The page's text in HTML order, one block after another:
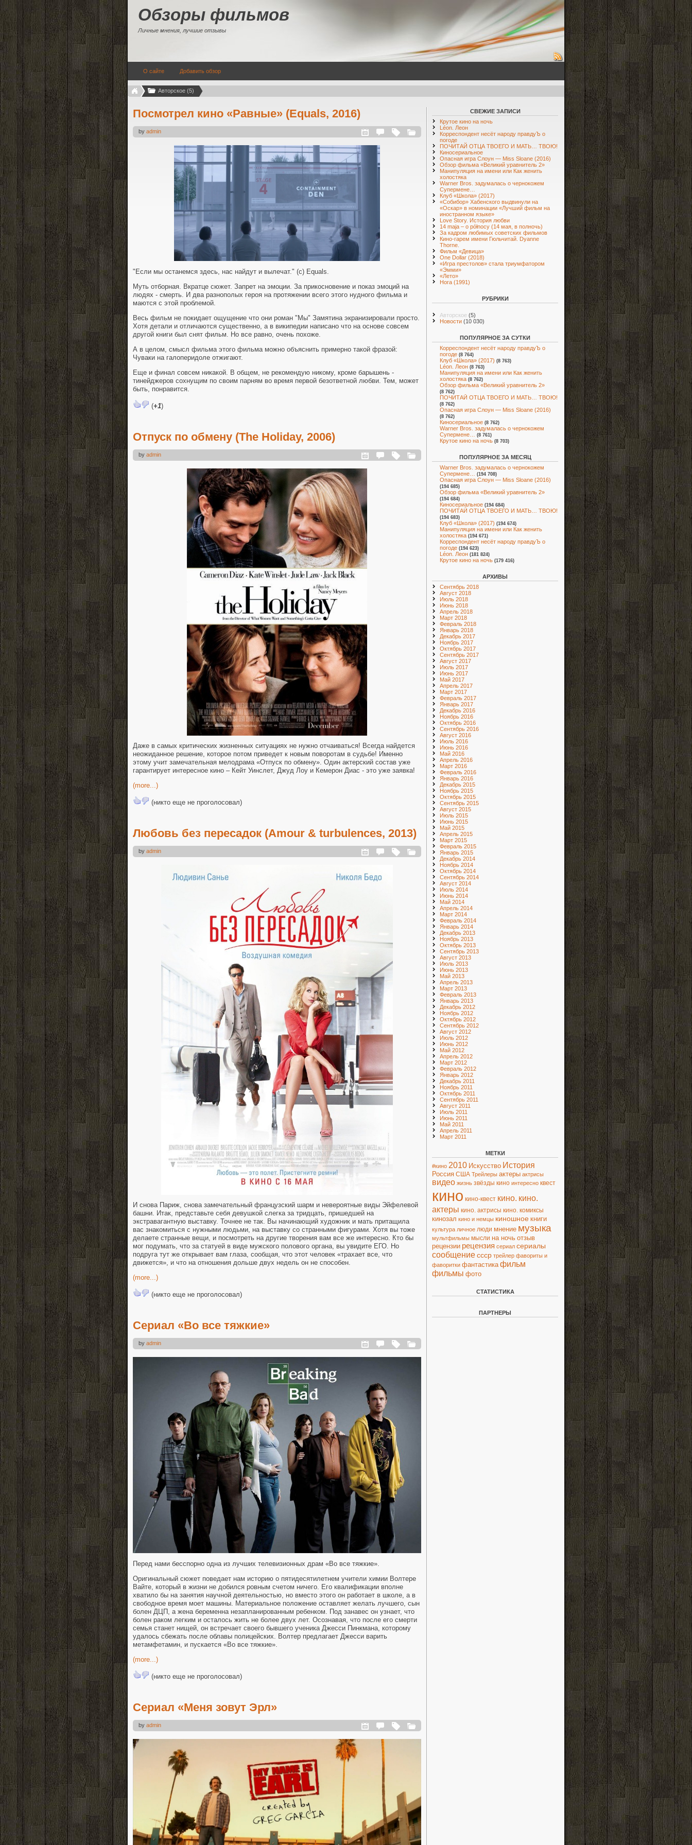
Обзоры фильмов
Личные мнения, лучшие отзывы
О сайте Добавить обзор
Авторское (5)
Посмотрел кино «Равные» (Equals, 2016)
by admin
"Если мы останемся здесь, нас найдут и вылечат." (c) Equals.
Муть отборная. Вкратце сюжет. Запрет на эмоции. За прикосновение и показ эмоций на
людях - смерть. И два разнополых героя на протяжении всего этого нудного фильма и
маются с этой проблемой.
Весь фильм не покидает ощущение что они роман "Мы" Замятина экранизировали просто.
Хотя детали и отличаются существенно, а в википедии написано что на основе совсем
другой книги был снят фильм. Но все равно, очень похоже.
А в целом, смысл фильма этого фильма можно объяснить примерно такой фразой:
Чуваки на галоперидоле отжигают.
Еще и финал совсем никакой. В общем, не рекомендую никому, кроме барышень -
тинейджеров сохнущим по своим парням во время первой безответной любви. Тем, может
быть, понравится.
(+1)
Отпуск по обмену (The Holiday, 2006)
by admin
Даже в самых критических жизненных ситуациях не нужно отчаиваться! Всегда найдется
неожиданное решение, которое потом приведет к новым поворотам в судьбе! Именно
этому учит замечательная мелодрама «Отпуск по обмену». Один актерский состав уже
гарантирует интересное кино – Кейт Уинслет, Джуд Лоу и Кемерон Диас - это уже заявка!
(more...)
(никто еще не проголосовал)
Любовь без пересадок (Amour & turbulences, 2013)
by admin
И снова Париж, снова замечательный французский шарм и невероятные виды Эйфелевой
башни. Итак, представьте себя девушкой слегка за тридцать, пришедшей на
экстравагантную выставку. Точнее не так. Вы начинающий художник и мать притащила
вас знакомиться с нужными людьми, на выставку со странными фигурами. Хотя вы тоже
делаете странные вещи, и посмотреть на другие творения вам все же интересно. Кто бы
мог подумать, что за статуей в виде мужского полового органа, вы увидите ЕГО. Но
подруга тут же открывает вам глаза, сообщая, что этот человек «трахает все, что
движется», и что на отношения дольше двух недель он не способен.
(more...)
(никто еще не проголосовал)
Сериал «Во все тяжкие»
by admin
Перед нами бесспорно одна из лучших телевизионных драм «Во все тяжкие».
Оригинальный сюжет поведает нам историю о пятидесятилетнем учители химии Волтере
Вайте, который в жизни не добился ровным счетом ничего. Его квалификации вполне
хватило бы на занятия научной деятельностью, но вместо этого он работает в школе, а в
свободное время моет машины. Материальное положение оставляет желать лучшего, сын
болен ДЦП, а жена беременна незапланированным ребенком. Под занавес он узнает, что
болен раком легким и осталось жить не более двух лет. Осознавая, что после его смерти
семья станет нищей, он встречает своего бывшего ученика Джесси Пинкмана, которому
удалось сбежать после облавы полицейских. Волтер предлагает Джесси варить
метамфетамин, и пускается «Во все тяжкие».
(more...)
(никто еще не проголосовал)
Сериал «Меня зовут Эрл»
by admin
СВЕЖИЕ ЗАПИСИ
Крутое кино на ночь
Léon. Леон
Корреспондент несёт народу правдуЪ о
погоде
ПОЧИТАЙ ОТЦА ТВОЕГО И МАТЬ… ТВОЮ!
Киносериальное
Опасная игра Слоун — Miss Sloane (2016)
Обзор фильма «Великий уравнитель 2»
Манипуляция на имени или Как женить
холостяка
Warner Bros. задумалась о чернокожем
Супермене…
Клуб «Школа» (2017)
«Собибор» Хабенского выдвинули на
«Оскар» в номинации «Лучший фильм на
иностранном языке»
Love Story. История любви
14 maja – o północy (14 мая, в полночь)
За кадром любимых советских фильмов
Кино-гарем имени Гюльчитай. Dyanne
Thorne.
Фильм «Девица»
One Dollar (2018)
«Игра престолов» стала триумфатором
«Эмми»
«Лето»
Нога (1991)
РУБРИКИ
Авторское (5)
Новости (10 030)
ПОПУЛЯРНОЕ ЗА СУТКИ
Корреспондент несёт народу правдуЪ о
погоде (8 764)
Клуб «Школа» (2017) (8 763)
Léon. Леон (8 763)
Манипуляция на имени или Как женить
холостяка (8 762)
Обзор фильма «Великий уравнитель 2»
(8 762)
ПОЧИТАЙ ОТЦА ТВОЕГО И МАТЬ… ТВОЮ!
(8 762)
Опасная игра Слоун — Miss Sloane (2016)
(8 762)
Киносериальное (8 762)
Warner Bros. задумалась о чернокожем
Супермене…
(8 761)
Крутое кино на ночь (8 703)
ПОПУЛЯРНОЕ ЗА МЕСЯЦ
Warner Bros. задумалась о чернокожем
Супермене…
(194 708)
Опасная игра Слоун — Miss Sloane (2016)
(194 685)
Обзор фильма «Великий уравнитель 2»
(194 684)
Киносериальное (194 684)
ПОЧИТАЙ ОТЦА ТВОЕГО И МАТЬ… ТВОЮ!
(194 683)
Клуб «Школа» (2017) (194 674)
Манипуляция на имени или Как женить
холостяка (194 671)
Корреспондент несёт народу правдуЪ о
погоде (194 623)
Léon. Леон (181 824)
Крутое кино на ночь (179 416)
АРХИВЫ
Сентябрь 2018
Август 2018
Июль 2018
Июнь 2018
Апрель 2018
Март 2018
Февраль 2018
Январь 2018
Декабрь 2017
Ноябрь 2017
Октябрь 2017
Сентябрь 2017
Август 2017
Июль 2017
Июнь 2017
Май 2017
Апрель 2017
Март 2017
Февраль 2017
Январь 2017
Декабрь 2016
Ноябрь 2016
Октябрь 2016
Сентябрь 2016
Август 2016
Июль 2016
Июнь 2016
Май 2016
Апрель 2016
Март 2016
Февраль 2016
Январь 2016
Декабрь 2015
Ноябрь 2015
Октябрь 2015
Сентябрь 2015
Август 2015
Июль 2015
Июнь 2015
Май 2015
Апрель 2015
Март 2015
Февраль 2015
Январь 2015
Декабрь 2014
Ноябрь 2014
Октябрь 2014
Сентябрь 2014
Август 2014
Июль 2014
Июнь 2014
Май 2014
Апрель 2014
Март 2014
Февраль 2014
Январь 2014
Декабрь 2013
Ноябрь 2013
Октябрь 2013
Сентябрь 2013
Август 2013
Июль 2013
Июнь 2013
Май 2013
Апрель 2013
Март 2013
Февраль 2013
Январь 2013
Декабрь 2012
Ноябрь 2012
Октябрь 2012
Сентябрь 2012
Август 2012
Июль 2012
Июнь 2012
Май 2012
Апрель 2012
Март 2012
Февраль 2012
Январь 2012
Декабрь 2011
Ноябрь 2011
Октябрь 2011
Сентябрь 2011
Август 2011
Июль 2011
Июнь 2011
Май 2011
Апрель 2011
Март 2011
МЕТКИ
#кино 2010 Искусство История
Россия США Трейлеры актеры актрисы
видео жизнь звёзды кино интересно квест
кино кино-квест кино. кино.
актеры кино. актрисы кино. комиксы
кинозал кино и немцы киношное книги
культура личное люди мнение музыка
мультфильмы мысли на ночь отзыв
рецензии рецензия сериал сериалы
сообщение ссср трейлер фавориты и
фаворитки фантастика фильм
фильмы фото
СТАТИСТИКА
ПАРТНЕРЫ